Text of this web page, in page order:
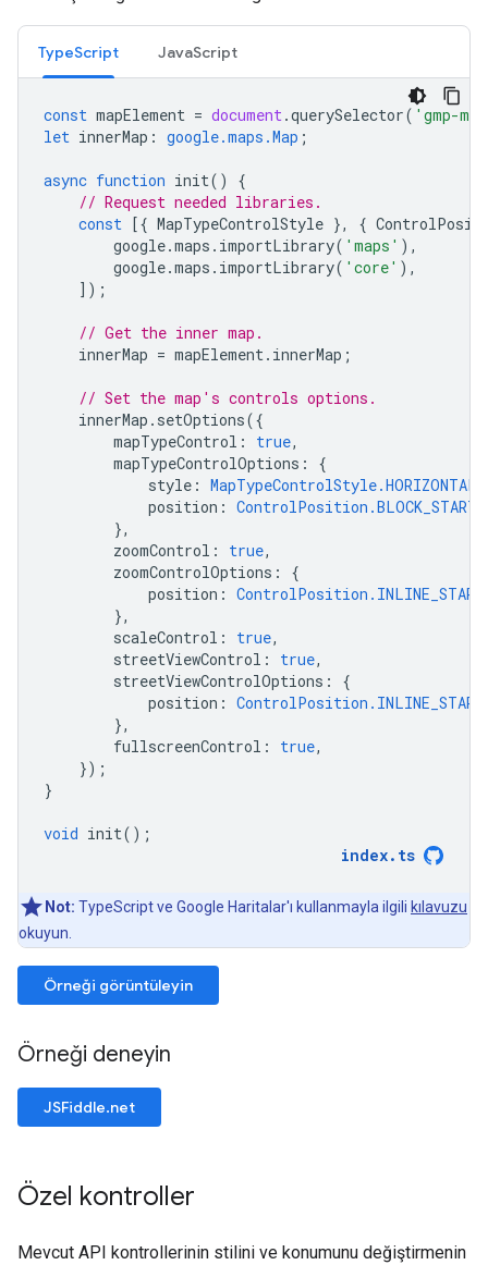
TypeScript JavaScript
const mapElement = document.querySelector( 'gmp-
let innerMap : google.maps.Map ;
async function init()
{
// Request needed libraries.
const
[{ MapTypeControlStyle }, {
google.maps . importLibrary( 'maps' ),
google.maps . importLibrary( 'core' ),
]);
// Get the inner map.
innerMap = mapElement. innerMap ;
// Set the map's controls options.
innerMap . setOptions({
mapTypeControl : true,
mapTypeControlOptions :
{
style :
position :
},
zoomControl : true,
zoomControlOptions :
{
position :
},
scaleControl : true,
streetViewControl : true,
streetViewControlOptions :
{
position :
},
fullscreenControl : true,
});
}
void init();
index. ts
Not: TypeScript ve Google Haritalar'ı kullanmayla ilgili kılavuzu
okuyun.
Örneği görüntüleyin
Örneği deneyin
JSFiddle.net
Özel kontroller
Mevcut API kontrollerinin stilini ve konumunu değiştirmenin